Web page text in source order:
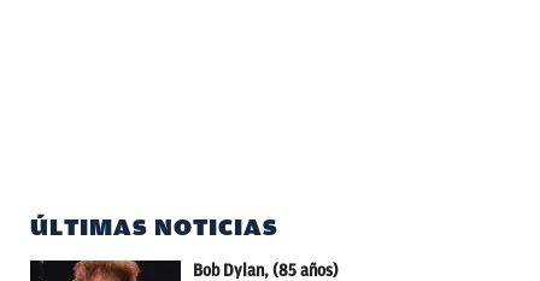
ÚLTIMAS NOTICIAS
Bob Dylan, (85 años)